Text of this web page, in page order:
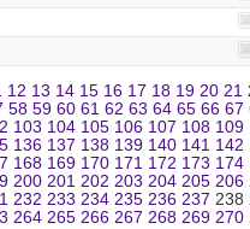
12 13 14 15 16 17 18 19 20 21
58 59 60 61 62 63 64 65 66 67
103 104 105 106 107 108 109
136 137 138 139 140 141 142
168 169 170 171 172 173 174
200 201 202 203 204 205 206
232 233 234 235 236 237 238
264 265 266 267 268 269 270